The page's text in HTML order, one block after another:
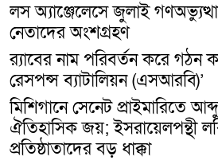
লস অ্যাঞ্জেলেসে জুলাই
নেতাদের অংশগ্রহণ
র‍্যাবের নাম পরিবর্তন করে গঠন
রেসপন্স ব্যাটালিয়ন (এসআরবি)’
মিশিগানে সেনেট প্রাইমারিতে
ঐতিহাসিক জয়; ইসরায়েলপন্থী
প্রতিষ্ঠাতাদের বড় ধাক্কা